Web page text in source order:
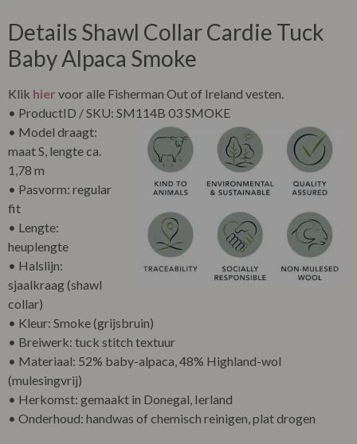
Details Shawl Collar Cardie Tuck
Baby Alpaca Smoke
Klik hier voor alle Fisherman Out of Ireland vesten.
• ProductID / SKU: SM114B 03 SMOKE
• Model draagt:
maat S, lengte ca.
1,78 m
• Pasvorm: regular
fit
• Lengte:
heuplengte
• Halslijn:
sjaalkraag (shawl
collar)
• Kleur: Smoke (grijsbruin)
• Breiwerk: tuck stitch textuur
• Materiaal: 52% baby-alpaca, 48% Highland-wol
(mulesingvrij)
• Herkomst: gemaakt in Donegal, Ierland
• Onderhoud: handwas of chemisch reinigen, plat drogen